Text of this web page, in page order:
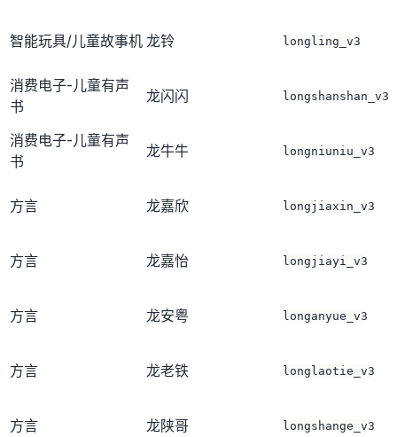
智能玩具/儿童故事机 龙铃 longling_v3
消费电子-儿童有声
书
龙闪闪 longshanshan_v3
消费电子-儿童有声
书
龙牛牛 longniuniu_v3
方言 龙嘉欣 longjiaxin_v3
方言 龙嘉怡 longjiayi_v3
方言 龙安粤 longanyue_v3
方言 龙老铁 longlaotie_v3
方言 龙陕哥 longshange_v3